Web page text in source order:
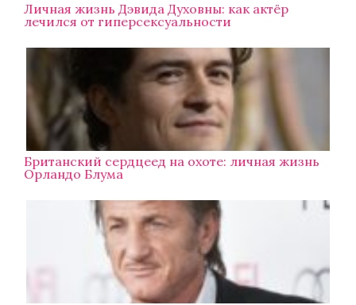
Личная жизнь Дэвида Духовны: как актёр
лечился от гиперсексуальности
Британский сердцеед на охоте: личная жизнь
Орландо Блума